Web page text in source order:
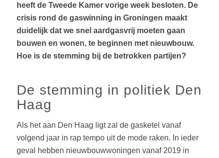
heeft de Tweede Kamer vorige week besloten. De
crisis rond de gaswinning in Groningen maakt
duidelijk dat we snel aardgasvrij moeten gaan
bouwen en wonen, te beginnen met nieuwbouw.
Hoe is de stemming bij de betrokken partijen?
De stemming in politiek Den
Haag
Als het aan Den Haag ligt zal de gasketel vanaf
volgend jaar in rap tempo uit de mode raken. In ieder
geval hebben nieuwbouwwoningen vanaf 2019 in